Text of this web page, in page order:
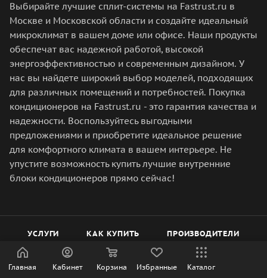
Выбирайте лучшие сплит-системы на Fastrust.ru в
Москве и Московской области и создайте идеальный
микроклимат в вашем доме или офисе. Наши продукты
обеспечат вас надежной работой, высокой
энергоэффективностью и современным дизайном. У
нас вы найдете широкий выбор моделей, подходящих
для различных помещений и потребностей. Покупка
кондиционеров на Fastrust.ru - это гарантия качества и
надежности. Воспользуйтесь выгодными
предложениями и приобретите идеальное решение
для комфортного климата в вашем интерьере. Не
упустите возможность купить лучшие внутренние
блоки кондиционеров прямо сейчас!
УСЛУГИ КАК КУПИТЬ ПРОИЗВОДИТЕЛИ
Главная Кабинет Корзина Избранные Каталог